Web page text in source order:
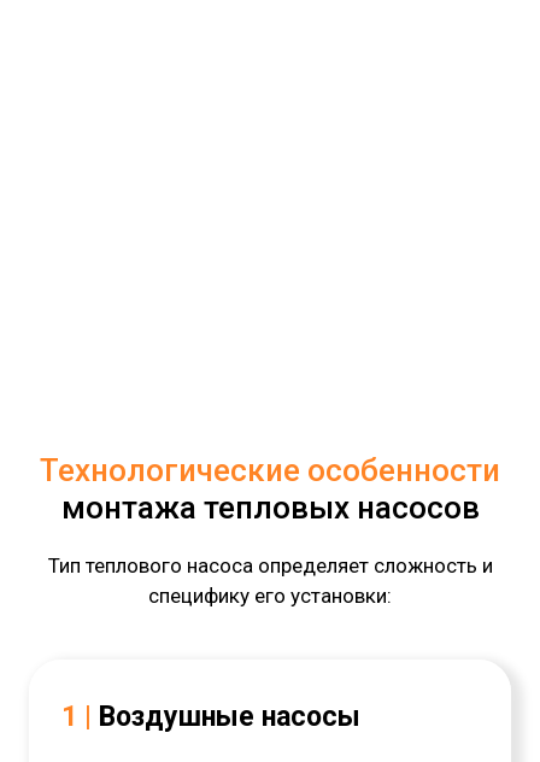
Технологические особенности
монтажа тепловых насосов
Тип теплового насоса определяет сложность и
специфику его установки:
1 | Воздушные насосы